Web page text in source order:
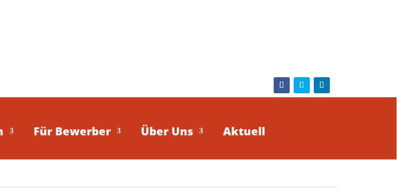
Für Bewerber Über Uns Aktuell